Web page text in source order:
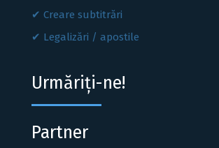
Creare subtitrări
Legalizări / apostile
Urmăriți-ne!
Partner